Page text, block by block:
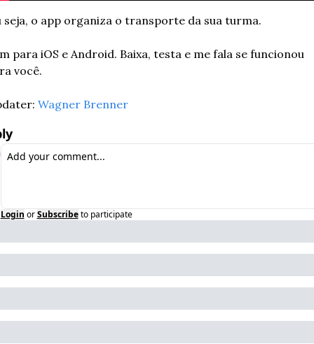
seja, o app organiza o transporte da sua turma.
para iOS e Android. Baixa, testa e me fala se funcionou
você.
Wagner Brenner
Login or Subscribe to participate